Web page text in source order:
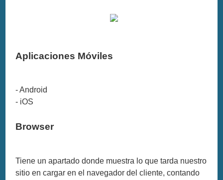
Aplicaciones Móviles
- Android
- iOS
Browser
Tiene un apartado donde muestra lo que tarda nuestro
sitio en cargar en el navegador del cliente, contando